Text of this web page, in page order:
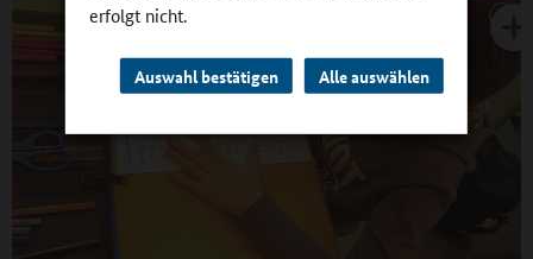
erfolgt nicht.
Auswahl bestätigen Alle auswählen